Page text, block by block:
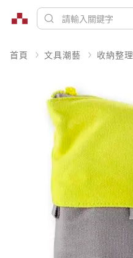
首頁 文具潮藝 收納整理